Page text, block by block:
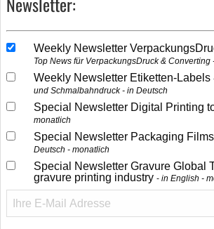
Weekly Newsletter
Top News für VerpackungsDruck & Converting
Weekly Newsletter Etiketten-Labels
und Schmalbahndruck - in Deutsch
Special Newsletter Digital Printing
monatlich
Special Newsletter Packaging
Deutsch - monatlich
Special Newsletter Gravure Global
gravure printing industry
in English -